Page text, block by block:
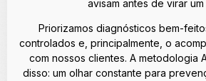
avisam antes de virar um
Priorizamos diagnósticos bem-
controlados e, principalmente, o
com nossos clientes. A metodologia
disso: um olhar constante para